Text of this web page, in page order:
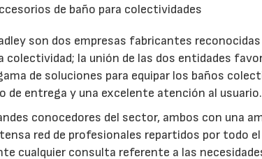
de baño para colectividades
son dos empresas fabricantes
colectividad; la unión de las dos entidades
de soluciones para equipar los baños
de entrega y una excelente atención al usuario.
conocedores del sector, ambos con una
red de profesionales repartidos por todo
cualquier consulta referente a las